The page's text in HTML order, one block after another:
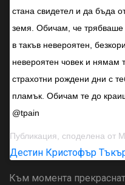
стана свидетел и да бъда
земя. Обичам, че
в такъв невероятен,
невероятен човек и
страхотни рождени дни с
пламък. Обичам те до
@tpain
Публикация, споделена от
Дестин Кристофър
Към момента